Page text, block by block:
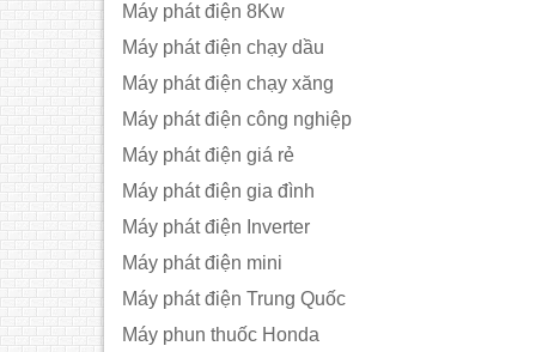
Máy phát điện 8Kw
Máy phát điện chạy dầu
Máy phát điện chạy xăng
Máy phát điện công nghiệp
Máy phát điện giá rẻ
Máy phát điện gia đình
Máy phát điện Inverter
Máy phát điện mini
Máy phát điện Trung Quốc
Máy phun thuốc Honda
Là dòng máy phát điện giá rẻ chất lương